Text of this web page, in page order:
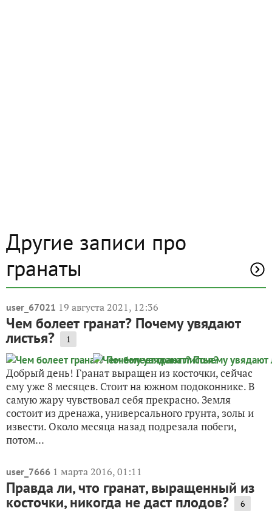
Другие записи про
гранаты
user_67021 19 августа 2021, 12:36
Чем болеет гранат? Почему увядают
листья? 1
Добрый день! Гранат выращен из косточки, сейчас
ему уже 8 месяцев. Стоит на южном подоконнике. В
самую жару чувствовал себя прекрасно. Земля
состоит из дренажа, универсального грунта, золы и
извести. Около месяца назад подрезала побеги,
потом...
user_7666 1 марта 2016, 01:11
Правда ли, что гранат, выращенный из
косточки, никогда не даст плодов? 6